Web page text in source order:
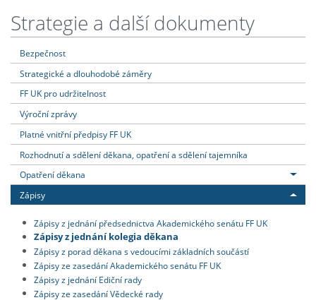
Strategie a další dokumenty
Bezpečnost
Strategické a dlouhodobé záměry
FF UK pro udržitelnost
Výroční zprávy
Platné vnitřní předpisy FF UK
Rozhodnutí a sdělení děkana, opatření a sdělení tajemníka
Opatření děkana
Zápisy
Zápisy z jednání předsednictva Akademického senátu FF UK
Zápisy z jednání kolegia děkana
Zápisy z porad děkana s vedoucími základních součástí
Zápisy ze zasedání Akademického senátu FF UK
Zápisy z jednání Ediční rady
Zápisy ze zasedání Vědecké rady